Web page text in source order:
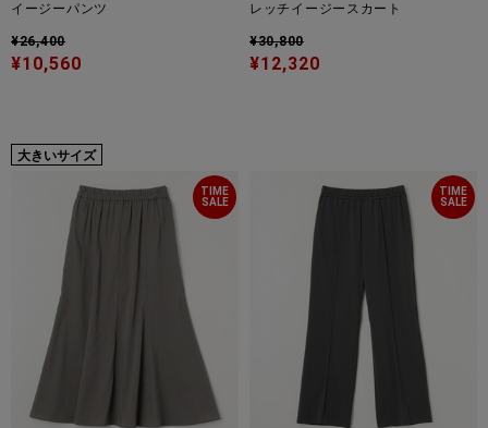
イージーパンツ
¥26,400
¥10,560
レッチイージースカート
¥30,800
¥12,320
大きいサイズ
TIME
SALE
TIME
SALE